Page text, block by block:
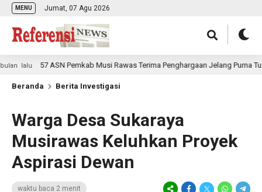
MENU Jumat, 07 Agu 2026
lalu 57 ASN Pemkab Musi Rawas Terima Penghargaan Jelang Purna Tugas
Beranda Berita Investigasi
Warga Desa Sukaraya
Musirawas Keluhkan Proyek
Aspirasi Dewan
waktu baca 2 menit